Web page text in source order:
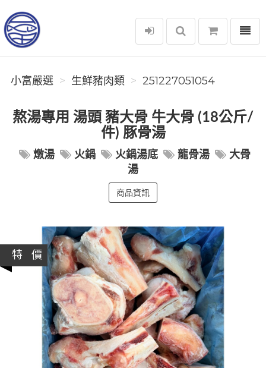
小富嚴選
選單
小富嚴選 生鮮豬肉類 251227051054
熬湯專用 湯頭 豬大骨 牛大骨 (18公斤/
件) 豚骨湯
燉湯 火鍋 火鍋湯底 龍骨湯
大骨
湯
商品資訊
特 價